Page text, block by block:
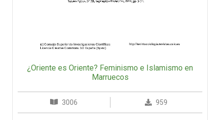
¿Oriente es Oriente? Feminismo e Islamismo en
Marruecos
3006 959